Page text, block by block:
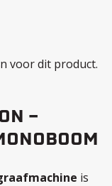
voor dit product.
–
is